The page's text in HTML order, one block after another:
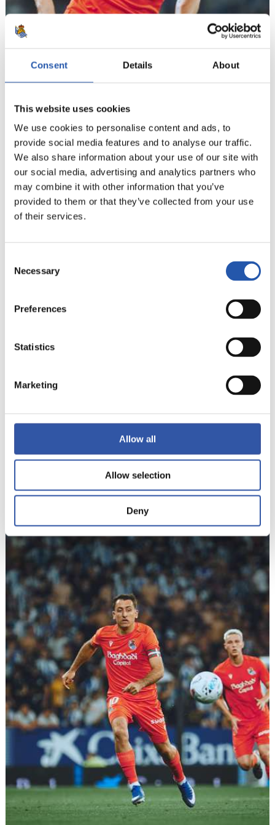
Consent Details About
This website uses cookies
We use cookies to personalise content and ads, to
provide social media features and to analyse our traffic.
We also share information about your use of our site with
our social media, advertising and analytics partners who
may combine it with other information that you’ve
provided to them or that they’ve collected from your use
of their services.
Selection
Necessary
Preferences
Statistics
Marketing
Allow all
Allow selection
Deny
12
13